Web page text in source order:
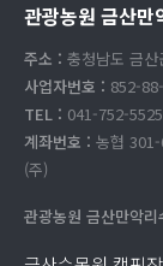
관광농원 금산만
주소 : 충청남도 금
사업자번호 : 852-
TEL : 041-752-5525
계좌번호 : 농협
(주)
관광농원 금산만악